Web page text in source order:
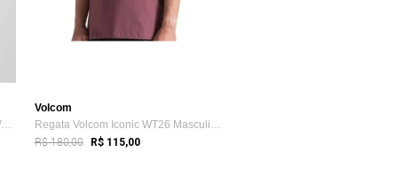
Regata Masculina Volcom Rubber Vermelha
Volcom
Regata Volcom Iconic WT26 Masculina Bordô
R$ 180,00 R$ 115,00